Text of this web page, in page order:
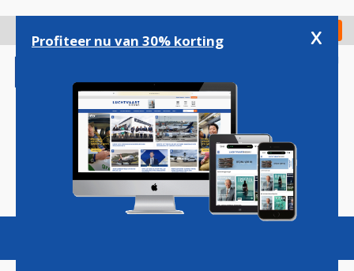
gaan
Check in
Magazine Podcasts Vacatures
Profiteer nu van 30% korting x